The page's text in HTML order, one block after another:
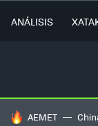
ANÁLISIS
HOY SE HABLA
AEMET